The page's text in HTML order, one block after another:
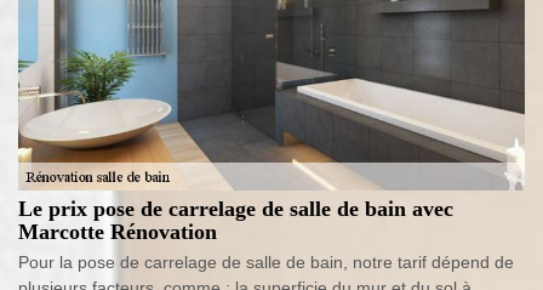
Le prix pose de carrelage de salle de bain avec
Marcotte Rénovation
Pour la pose de carrelage de salle de bain, notre tarif dépend de